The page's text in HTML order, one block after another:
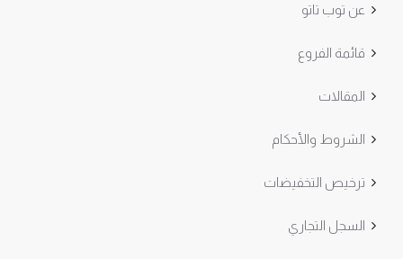
عن توب تاتو
قائمة الفروع
المقالات
الشروط والأحكام
ترخيص التخفيضات
السجل التجاري